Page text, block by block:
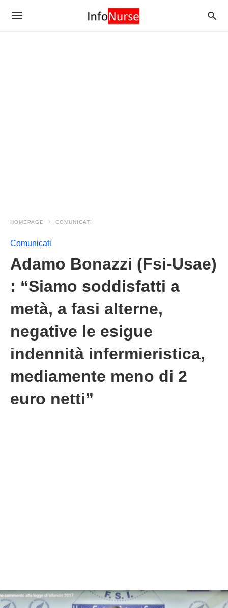
HOMEPAGE COMUNICATI
Comunicati
Adamo Bonazzi (Fsi-Usae)
: “Siamo soddisfatti a
metà, a fasi alterne,
negative le esigue
indennità infermieristica,
mediamente meno di 2
euro netti”